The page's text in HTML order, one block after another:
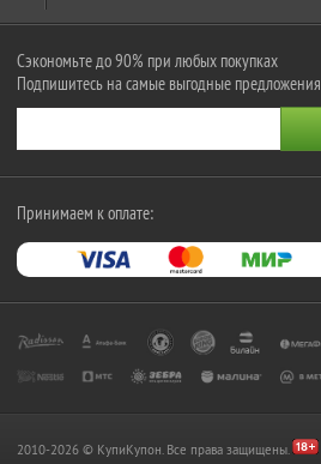
Сэкономьте до 90% при любых покупках
Подпишитесь на самые выгодные предложения
Принимаем к оплате:
2010-2026 © КупиКупон. Все права защищены.